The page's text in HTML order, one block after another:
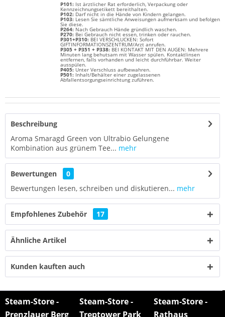
P101: Ist ärztlicher Rat erforderlich, Verpackung oder
Kennzeichnungsetikett bereithalten.
P102: Darf nicht in die Hände von Kindern gelangen.
P103: Lesen Sie sämtliche Anweisungen aufmerksam und befolgen
Sie diese.
P264: Nach Gebrauch Hände gründlich waschen.
P270: Bei Gebrauch nicht essen, trinken oder rauchen.
P301+P310: BEI VERSCHLUCKEN: Sofort
GIFTINFORMATIONSZENTRUM/Arzt anrufen.
P305 + P351 + P338: BEI KONTAKT MIT DEN AUGEN: Mehrere
Minuten lang behutsam mit Wasser spülen. Kontaktlinsen
entfernen, falls vorhanden und leicht durchführbar. Weiter
ausspülen.
P405: Unter Verschluss aufbewahren.
P501: Inhalt/Behälter einer zugelassenen
Abfallentsorgungseinrichtung zuführen.
Beschreibung
Aroma Smaragd Green von Ultrabio Gelungene
Kombination aus grünem Tee... mehr
Bewertungen
0
Bewertungen lesen, schreiben und diskutieren... mehr
Empfohlenes Zubehör 17
Ähnliche Artikel
Kunden kauften auch
Steam-Store -
Prenzlauer Berg
Steam-Store -
Treptower Park
Steam-Store -
Rathaus